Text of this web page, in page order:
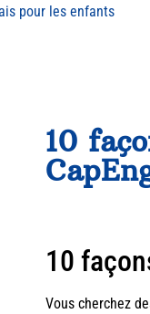
pour les enfants
10
10
Vous cherchez